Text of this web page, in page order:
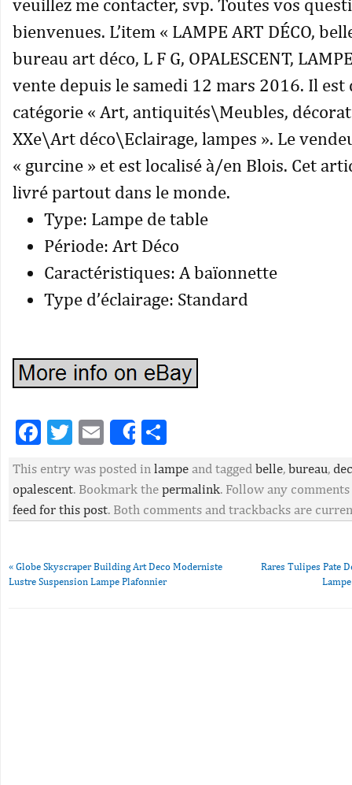
veuillez me contacter, svp. Toutes vos
bienvenues. L’item « LAMPE ART DÉCO,
bureau art déco, L F G, OPALESCENT,
vente depuis le samedi 12 mars 2016. Il est
catégorie « Art, antiquités\Meubles,
XXe\Art déco\Eclairage, lampes ». Le
« gurcine » et est localisé à/en Blois. Cet
livré partout dans le monde.
Type: Lampe de table
Période: Art Déco
Caractéristiques: A baïonnette
Type d’éclairage: Standard
Facebook
Twitter
EmailShare
This entry was posted in lampe and tagged belle, bureau,
opalescent. Bookmark the permalink. Follow any
feed for this post. Both comments and trackbacks are
« Globe Skyscraper Building Art Deco Moderniste
Lustre Suspension Lampe Plafonnier
Rares Tulipes Pate